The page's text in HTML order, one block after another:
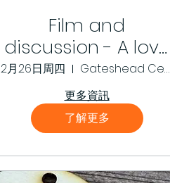
Film and
discussion - A love
that Never Dies
2月26日周四
Gateshead Central Library, Caedmon Hall
更多資訊
了解更多